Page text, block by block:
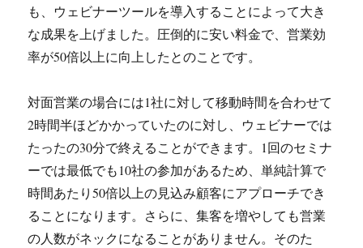
も、ウェビナーツールを導入することによって大き
な成果を上げました。圧倒的に安い料金で、営業効
率が50倍以上に向上したとのことです。
対面営業の場合には1社に対して移動時間を合わせて
2時間半ほどかかっていたのに対し、ウェビナーでは
たったの30分で終えることができます。1回のセミナ
ーでは最低でも10社の参加があるため、単純計算で
時間あたり50倍以上の見込み顧客にアプローチでき
ることになります。さらに、集客を増やしても営業
の人数がネックになることがありません。そのた